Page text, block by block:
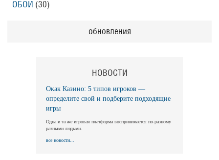
ОБОИ (30)
обновления
НОВОСТИ
Окак Казино: 5 типов игроков —
определите свой и подберите подходящие
игры
Одна и та же игровая платформа воспринимается по-разному
разными людьми.
все новости...